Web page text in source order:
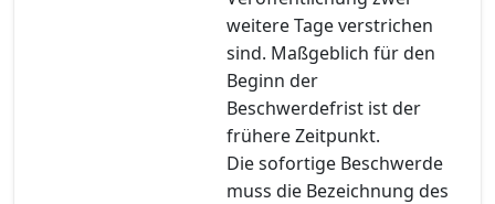
weitere Tage verstrichen
sind. Maßgeblich für den
Beginn der
Beschwerdefrist ist der
frühere Zeitpunkt.
Die sofortige Beschwerde
muss die Bezeichnung des